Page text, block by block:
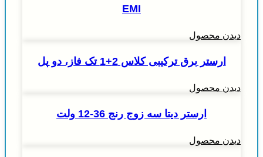
EMI
دیدن محصول
ارستر برق ترکیبی کلاس 2+1 تک فاز، دو پل
دیدن محصول
ارستر دیتا سه زوج رنج 36-12 ولت
دیدن محصول